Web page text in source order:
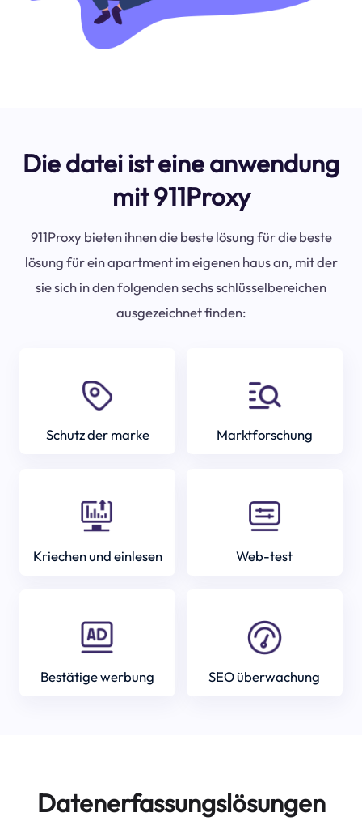
Die datei ist eine anwendung
mit 911Proxy
911Proxy bieten ihnen die beste lösung für die beste
lösung für ein apartment im eigenen haus an, mit der
sie sich in den folgenden sechs schlüsselbereichen
ausgezeichnet finden:
Schutz der marke Marktforschung
Kriechen und einlesen Web-test
Bestätige werbung SEO überwachung
Datenerfassungslösungen